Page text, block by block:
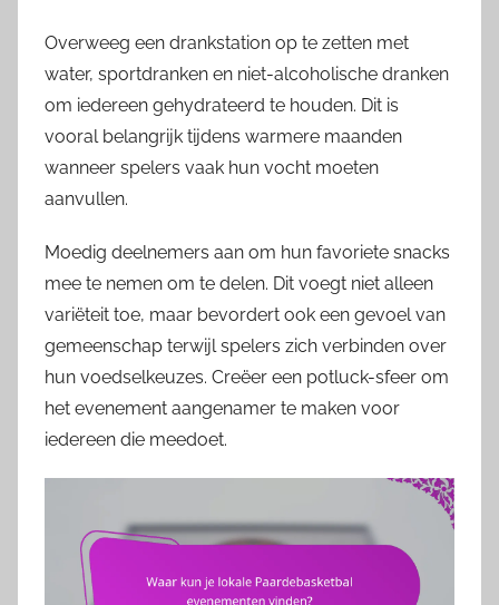
Overweeg een drankstation op te zetten met
water, sportdranken en niet-alcoholische dranken
om iedereen gehydrateerd te houden. Dit is
vooral belangrijk tijdens warmere maanden
wanneer spelers vaak hun vocht moeten
aanvullen.
Moedig deelnemers aan om hun favoriete snacks
mee te nemen om te delen. Dit voegt niet alleen
variëteit toe, maar bevordert ook een gevoel van
gemeenschap terwijl spelers zich verbinden over
hun voedselkeuzes. Creëer een potluck-sfeer om
het evenement aangenamer te maken voor
iedereen die meedoet.